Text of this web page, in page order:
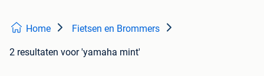
Home Fietsen en Brommers
2 resultaten voor 'yamaha mint'